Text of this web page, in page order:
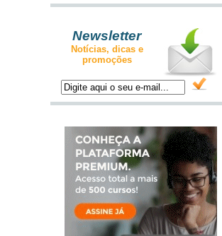
Newsletter
Notícias, dicas e
promoções